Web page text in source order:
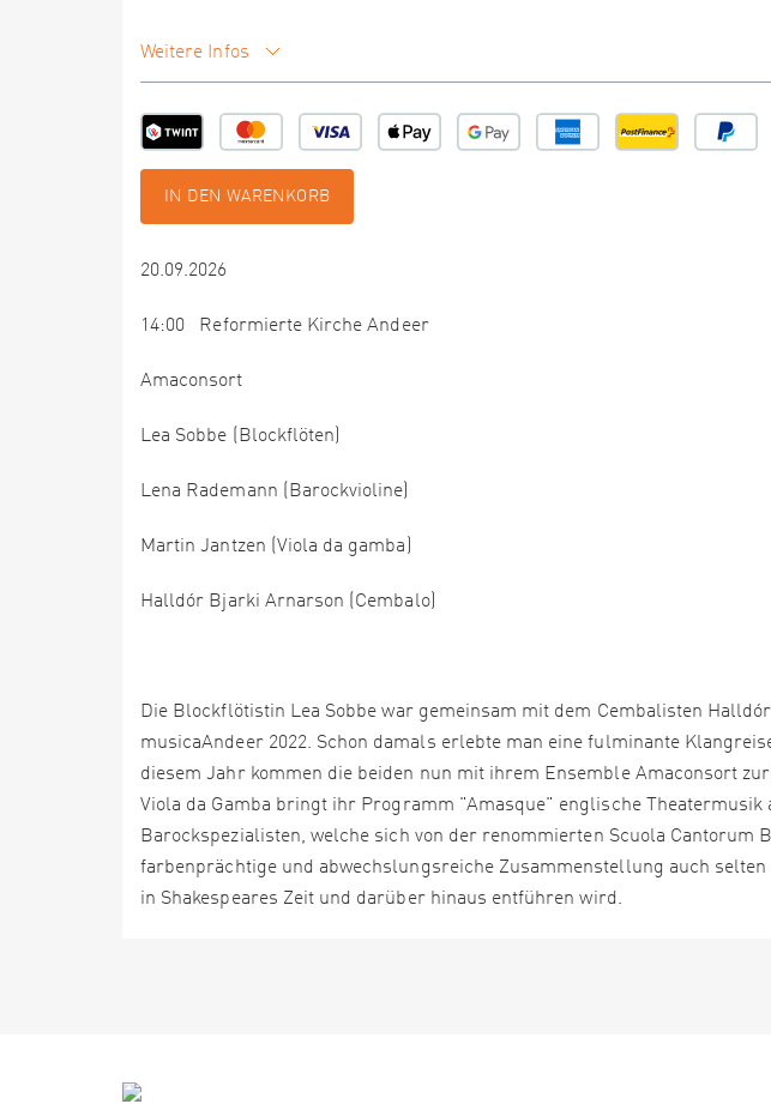
Weitere Infos
IN DEN WARENKORB
20.09.2026
14:00 Reformierte Kirche Andeer
Amaconsort
Lea Sobbe (Blockflöten)
Lena Rademann (Barockvioline)
Martin Jantzen (Viola da gamba)
Halldór Bjarki Arnarson (Cembalo)
Die Blockflötistin Lea Sobbe war gemeinsam mit dem Cembalisten
musicaAndeer 2022. Schon damals erlebte man eine fulminante
diesem Jahr kommen die beiden nun mit ihrem Ensemble Amaconsort
Viola da Gamba bringt ihr Programm "Amasque" englische Theatermusik
Barockspezialisten, welche sich von der renommierten Scuola Cantorum
farbenprächtige und abwechslungsreiche Zusammenstellung auch
in Shakespeares Zeit und darüber hinaus entführen wird.